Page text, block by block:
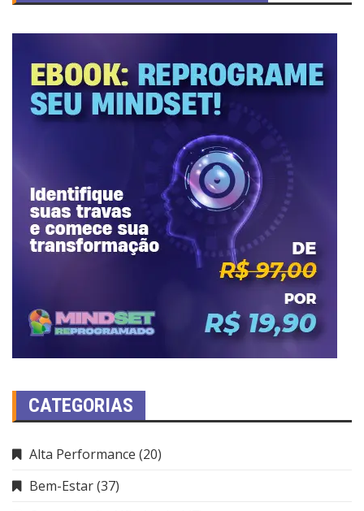
CATEGORIAS
Alta Performance (20)
Bem-Estar(37)